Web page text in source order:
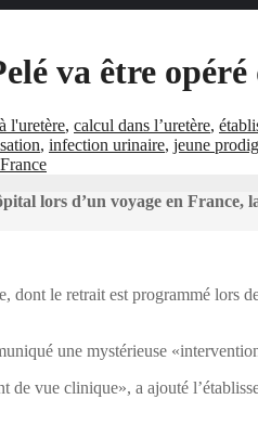
va être
l'uretère, calcul dans l’uretère,
, infection urinaire, jeune
lors d’un voyage en France,
dont le retrait est programmé
une mystérieuse
vue clinique», a ajouté